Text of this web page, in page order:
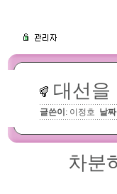
대선을
글쓴이 : 이정호 날짜
차분